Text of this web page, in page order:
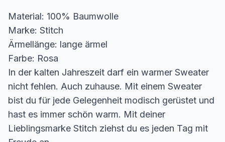
Material: 100% Baumwolle
Marke: Stitch
Ärmellänge: lange ärmel
Farbe: Rosa
In der kalten Jahreszeit darf ein warmer Sweater
nicht fehlen. Auch zuhause. Mit einem Sweater
bist du für jede Gelegenheit modisch gerüstet und
hast es immer schön warm. Mit deiner
Lieblingsmarke Stitch ziehst du es jeden Tag mit